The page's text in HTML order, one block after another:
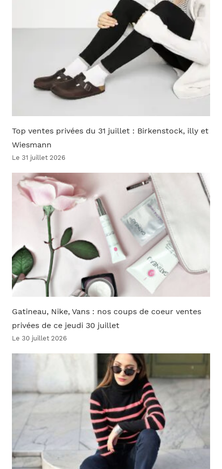
Top ventes privées du 31 juillet : Birkenstock, illy et
Wiesmann
Le 31 juillet 2026
Gatineau, Nike, Vans : nos coups de coeur ventes
privées de ce jeudi 30 juillet
Le 30 juillet 2026